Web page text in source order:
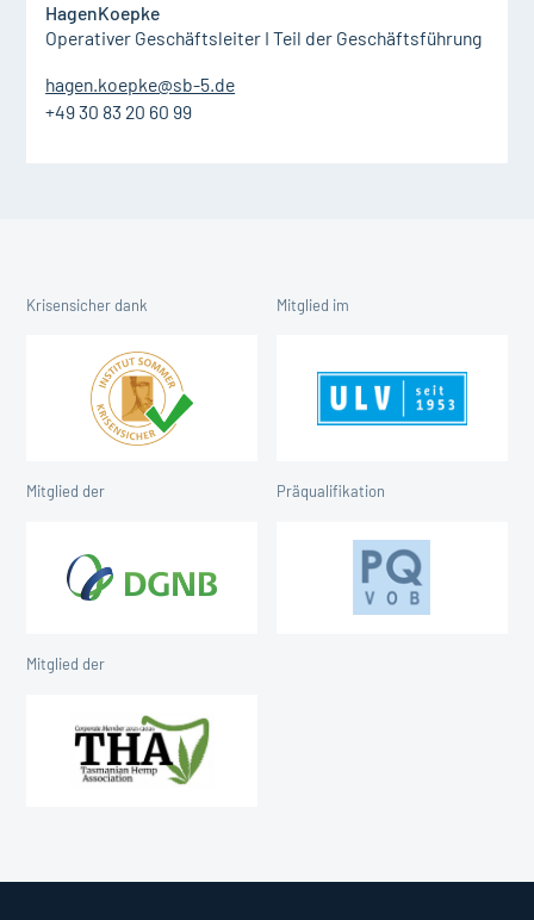
HagenKoepke
Operativer Geschäftsleiter I Teil der Geschäftsführung
hagen.koepke@sb-5.de
+49 30 83 20 60 99
Krisensicher dank Mitglied im
Mitglied der Präqualifikation
Mitglied der